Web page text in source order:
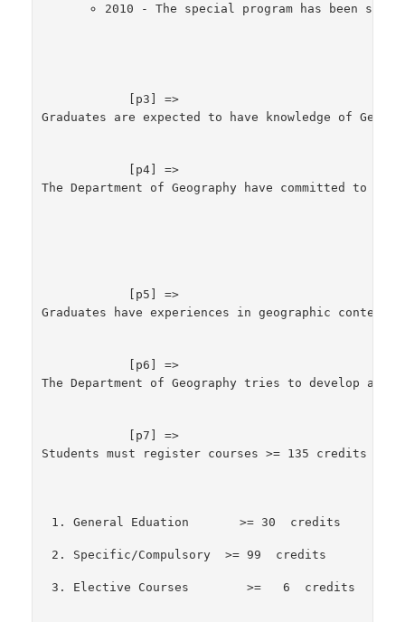
2010 - The special program has been
            [p3] =>
Graduates are expected to have knowledge of
            [p4] =>
The Department of Geography have committed to
            [p5] =>
Graduates have experiences in geographic
            [p6] =>
The Department of Geography tries to develop
            [p7] =>
Students must register courses >= 135 credits with
General Eduation       >= 30  credits
Specific/Compulsory  >= 99  credits
Elective Courses        >=   6  credits